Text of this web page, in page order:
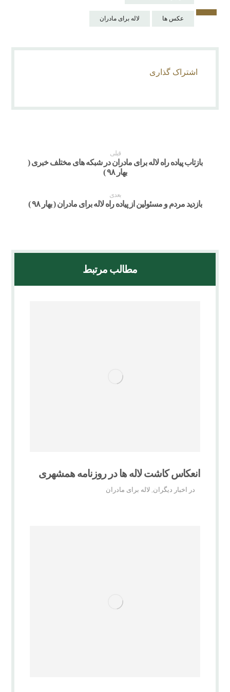
عکس ها لاله برای مادران
قبلی
بازتاب پیاده راه لاله برای مادران در شبکه های مختلف خبری (
بهار ۹۸ )
بعدی
بازدید مردم و مسئولین از پیاده راه لاله برای مادران ( بهار ۹۸ )
مطالب مرتبط
انعکاس کاشت لاله ها در روزنامه همشهری
در اخبار دیگران, لاله برای مادران